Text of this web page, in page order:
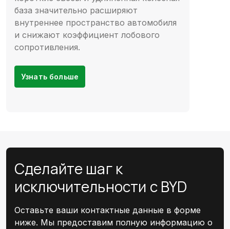
база значительно расширяют
внутреннее пространство автомобиля
и снижают коэффициент лобового
сопротивления.
Узнать больше
Сделайте шаг к
исключительности с BYD
Оставьте ваши контактные данные в форме
ниже. Мы предоставим полную информацию о